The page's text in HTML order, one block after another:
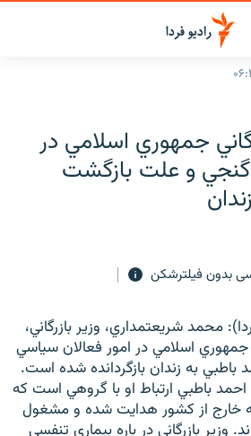
جمهوري اسلامي در
گنجي و علت بازگشت
بدون فیلترشکن
محمد شريعتمداري، وزير بازرگاني،
جمهوري اسلامي در امور فعالان سياسي
باطبي به زندان بازگردانده شده است.
باطبي ارتباط او با گروهي است كه
خارج از كشور هدايت شده و مشغول
وزير بازرگاني در باره بيماري تنفسي